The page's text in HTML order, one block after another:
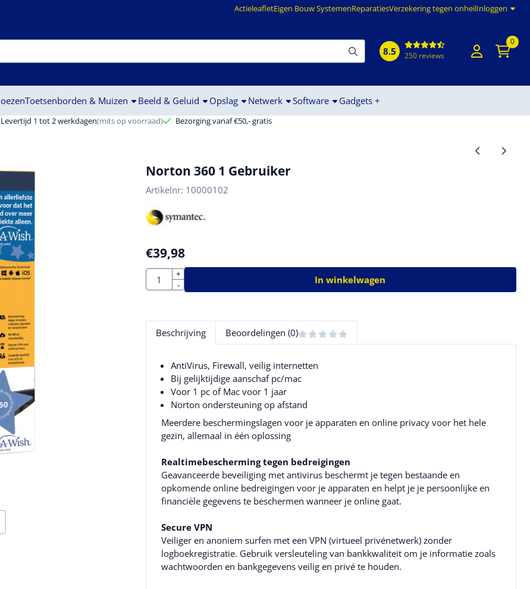
ActieleafletEigen Bouw SystemenReparatiesVerzekering tegen onheilInloggen
8.5 250 reviews
0
Toetsenborden & Muizen Beeld & Geluid Opslag Netwerk Software Gadgets +
Levertijd 1 tot 2 werkdagen(mits op voorraad)
Bezorging vanaf €50,- gratis
Norton 360 1 Gebruiker
Artikelnr: 10000102
€39,98
Aantal
+
-
In winkelwagen
Beschrijving Beoordelingen (0)
AntiVirus, Firewall, veilig internetten
Bij gelijktijdige aanschaf pc/mac
Voor 1 pc of Mac voor 1 jaar
Norton ondersteuning op afstand
Meerdere beschermingslagen voor je apparaten en online privacy voor het hele
gezin, allemaal in één oplossing
Realtimebescherming tegen bedreigingen
Geavanceerde beveiliging met antivirus beschermt je tegen bestaande en
opkomende online bedreigingen voor je apparaten en helpt je je persoonlijke en
financiële gegevens te beschermen wanneer je online gaat.
Secure VPN
Veiliger en anoniem surfen met een VPN (virtueel privénetwerk) zonder
logboekregistratie. Gebruik versleuteling van bankkwaliteit om je informatie zoals
wachtwoorden en bankgegevens veilig en privé te houden.